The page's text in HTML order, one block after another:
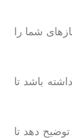
شما را
باشد تا
دهد تا